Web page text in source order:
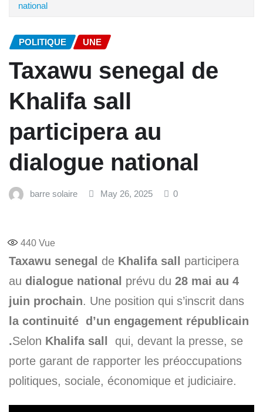
national
POLITIQUE UNE
Taxawu senegal de
Khalifa sall
participera au
dialogue national
barre solaire May 26, 2025 0
440 Vue
Taxawu senegal de Khalifa sall participera
au dialogue national prévu du 28 mai au 4
juin prochain. Une position qui s’inscrit dans
la continuité d’un engagement républicain
.Selon Khalifa sall qui, devant la presse, se
porte garant de rapporter les préoccupations
politiques, sociale, économique et judiciaire.